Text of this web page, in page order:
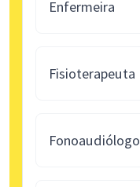
Enfermeira
Fisioterapeuta
Fonoaudiólogo